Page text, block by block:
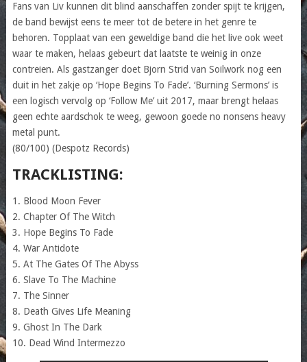
Fans van Liv kunnen dit blind aanschaffen zonder spijt te krijgen,
de band bewijst eens te meer tot de betere in het genre te
behoren. Topplaat van een geweldige band die het live ook weet
waar te maken, helaas gebeurt dat laatste te weinig in onze
contreien. Als gastzanger doet Bjorn Strid van Soilwork nog een
duit in het zakje op ‘Hope Begins To Fade’. ‘Burning Sermons’ is
een logisch vervolg op ‘Follow Me’ uit 2017, maar brengt helaas
geen echte aardschok te weeg, gewoon goede no nonsens heavy
metal punt.
(80/100) (Despotz Records)
TRACKLISTING:
1. Blood Moon Fever
2. Chapter Of The Witch
3. Hope Begins To Fade
4. War Antidote
5. At The Gates Of The Abyss
6. Slave To The Machine
7. The Sinner
8. Death Gives Life Meaning
9. Ghost In The Dark
10. Dead Wind Intermezzo